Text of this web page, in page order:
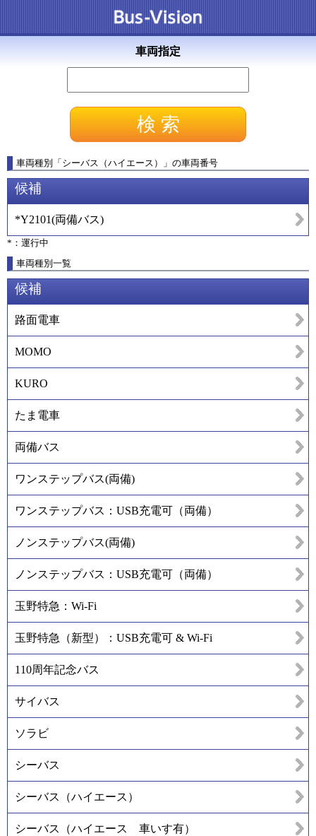
車両指定
車両種別 「 シーバス（ハイエース） 」 の車両番号
候補
*Y2101(両備バス)
*：運行中
車両種別一覧
候補
路面電車
MOMO
KURO
たま電車
両備バス
ワンステップバス(両備)
ワンステップバス：USB充電可（両備）
ノンステップバス(両備)
ノンステップバス：USB充電可（両備）
玉野特急：Wi-Fi
玉野特急（新型）：USB充電可 & Wi-Fi
110周年記念バス
サイバス
ソラビ
シーバス
シーバス（ハイエース）
シーバス（ハイエース 車いす有）